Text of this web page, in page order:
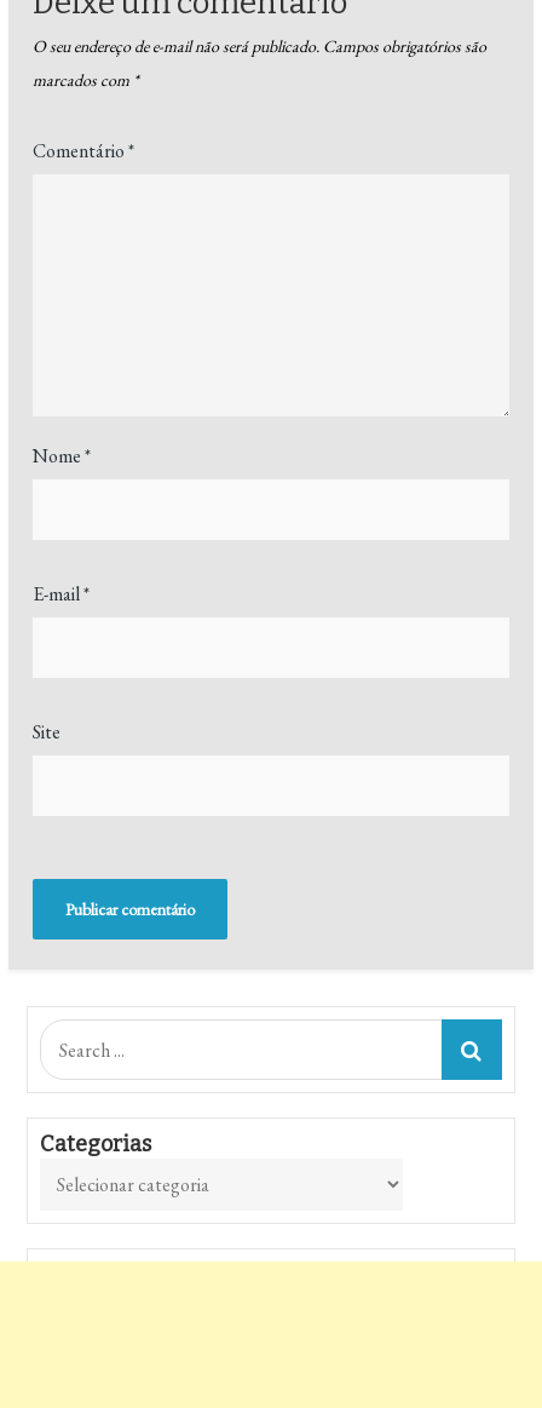
O seu endereço de e-mail não será publicado. Campos obrigatórios são
marcados com *
Comentário*
Nome*
E-mail*
Site
Search
for:
Categorias
Categorias